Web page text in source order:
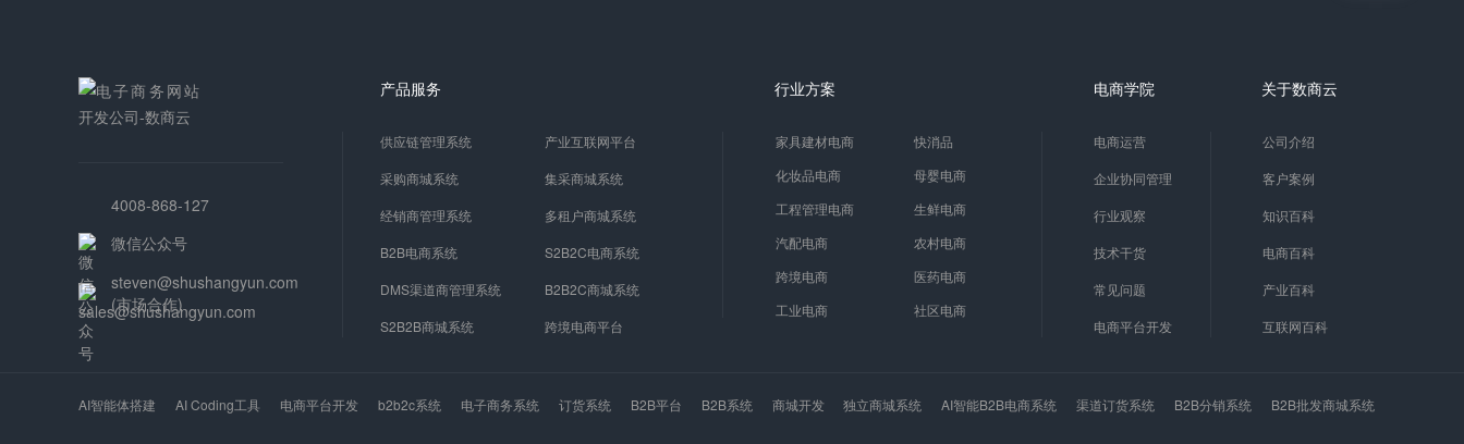
4008-868-127
微信公众号
steven@shushangyun.com
(市场合作)
产品服务
供应链管理系统
产业互联网平台
采购商城系统
集采商城系统
经销商管理系统
多租户商城系统
B2B电商系统
S2B2C电商系统
DMS渠道商管理系统
B2B2C商城系统
S2B2B商城系统
跨境电商平台
行业方案
家具建材电商
快消品
化妆品电商
母婴电商
工程管理电商
生鲜电商
汽配电商
农村电商
跨境电商
医药电商
工业电商
社区电商
电商学院
电商运营
企业协同管理
行业观察
技术干货
常见问题
电商平台开发
关于数商云
公司介绍
客户案例
知识百科
电商百科
产业百科
互联网百科
AI智能体搭建 AI Coding工具 电商平台开发 b2b2c系统 电子商务系统 订货系统 B2B平台 B2B系统 商城开发 独立商城系统 AI智能B2B电商系统 渠道订货系统 B2B分销系统 B2B批发商城系统